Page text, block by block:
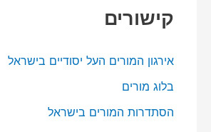
קישורים
אירגון המורים העל יסודיים בישראל
בלוג מורים
הסתדרות המורים בישראל